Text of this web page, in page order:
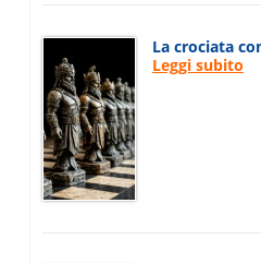
La crociata
Leggi subito